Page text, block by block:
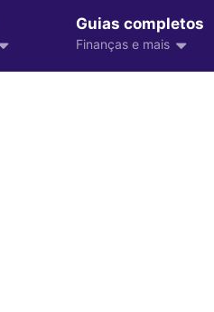
Guias completos
Finanças e mais